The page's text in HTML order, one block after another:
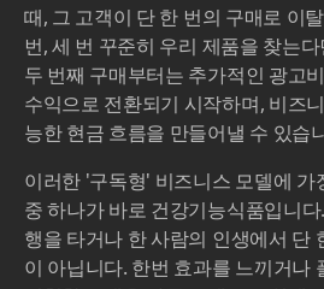
때, 그 고객이 단 한 번의 구매로 이
번, 세 번 꾸준히 우리 제품을 찾는
두 번째 구매부터는 추가적인 광고
수익으로 전환되기 시작하며, 비즈
능한 현금 흐름을 만들어낼 수 있습
이러한 '구독형' 비즈니스 모델에 가
중 하나가 바로 건강기능식품입니
행을 타거나 한 사람의 인생에서 단
이 아닙니다. 한번 효과를 느끼거나